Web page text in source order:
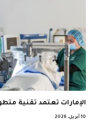
الإمارات تعتمد تقنية
10 أبريل، 2026